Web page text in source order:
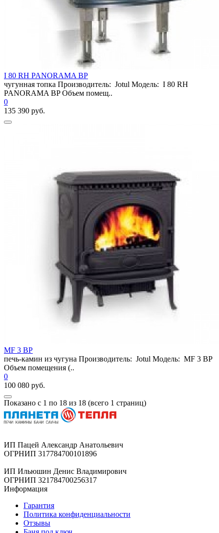
I 80 RH PANORAMA BP
чугунная топка Производитель: Jotul Модель: I 80 RH
PANORAMA BP Объем помещ..
0
135 390 руб.
MF 3 BP
печь-камин из чугуна Производитель: Jotul Модель: MF 3 BP
Объем помещения (..
0
100 080 руб.
Показано с 1 по 18 из 18 (всего 1 страниц)
ИП Пацей Александр Анатольевич
ОГРНИП 317784700101896
ИП Ильюшин Денис Владимирович
ОГРНИП 321784700256317
Информация
Гарантия
Политика конфиденциальности
Отзывы